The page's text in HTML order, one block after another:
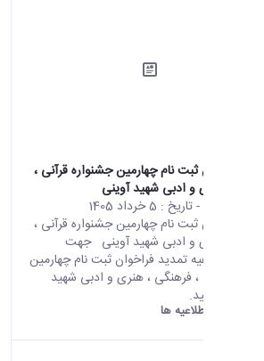
تمدید فراخوان ثبت نام چهارمین جشنواره قرآنی ،
فرهنگی ، هنری و ادبی شهید آوینی
- تاریخ : 5 خرداد 1405
تمدید فراخوان ثبت نام چهارمین جشنواره قرآنی ،
فرهنگی ، هنری و ادبی شهید آوینی جهت
مشاهداه اطلاعیه تمدید فراخوان ثبت نام چهارمین
جشنواره قرآنی ، فرهنگی ، هنری و ادبی شهید
آوینی کلیک کنید.
اطلاعیه ها